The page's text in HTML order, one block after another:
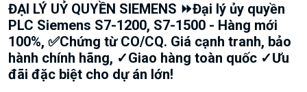
ĐẠI LÝ UỶ QUYỀN SIEMENS ⏩Đại lý ủy quyền
PLC Siemens S7-1200, S7-1500 - Hàng mới
100%, ✅Chứng từ CO/CQ. Giá cạnh tranh, bảo
hành chính hãng, ✓Giao hàng toàn quốc ✓Ưu
đãi đặc biệt cho dự án lớn!